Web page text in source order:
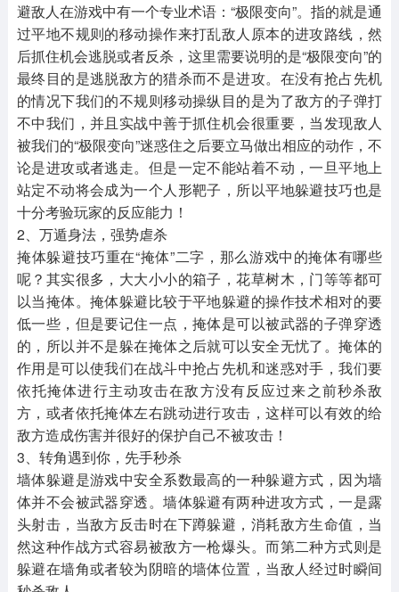
避敌人在游戏中有一个专业术语：“极限变向”。指的就是通
过平地不规则的移动操作来打乱敌人原本的进攻路线，然
后抓住机会逃脱或者反杀，这里需要说明的是“极限变向”的
最终目的是逃脱敌方的猎杀而不是进攻。在没有抢占先机
的情况下我们的不规则移动操纵目的是为了敌方的子弹打
不中我们，并且实战中善于抓住机会很重要，当发现敌人
被我们的“极限变向”迷惑住之后要立马做出相应的动作，不
论是进攻或者逃走。但是一定不能站着不动，一旦平地上
站定不动将会成为一个人形靶子，所以平地躲避技巧也是
十分考验玩家的反应能力！
2、万遁身法，强势虐杀
掩体躲避技巧重在“掩体”二字，那么游戏中的掩体有哪些
呢？其实很多，大大小小的箱子，花草树木，门等等都可
以当掩体。掩体躲避比较于平地躲避的操作技术相对的要
低一些，但是要记住一点，掩体是可以被武器的子弹穿透
的，所以并不是躲在掩体之后就可以安全无忧了。掩体的
作用是可以使我们在战斗中抢占先机和迷惑对手，我们要
依托掩体进行主动攻击在敌方没有反应过来之前秒杀敌
方，或者依托掩体左右跳动进行攻击，这样可以有效的给
敌方造成伤害并很好的保护自己不被攻击！
3、转角遇到你，先手秒杀
墙体躲避是游戏中安全系数最高的一种躲避方式，因为墙
体并不会被武器穿透。墙体躲避有两种进攻方式，一是露
头射击，当敌方反击时在下蹲躲避，消耗敌方生命值，当
然这种作战方式容易被敌方一枪爆头。而第二种方式则是
躲避在墙角或者较为阴暗的墙体位置，当敌人经过时瞬间